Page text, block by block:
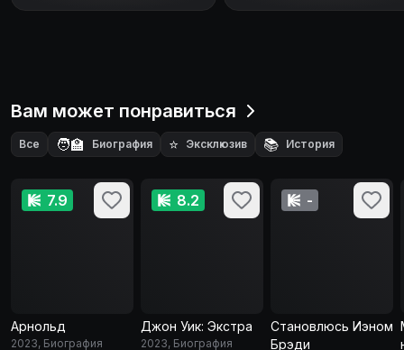
Вам может понравиться
Все 🧑‍🏫 Биография ⭐ Эксклюзив 📚 История
7.9
Арнольд
2023, Биография
8.2
Джон Уик: Экстра
2023, Биография
-
Становлюсь Иэном
Брэди